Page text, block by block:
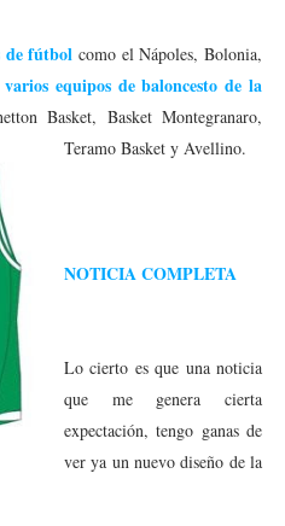
de fútbol como el Nápoles, Bolonia,
varios equipos de baloncesto de la
Basket, Basket Montegranaro,
Teramo Basket y Avellino.
NOTICIA COMPLETA
Lo cierto es que una noticia
que me genera cierta
expectación, tengo ganas de
ver ya un nuevo diseño de la